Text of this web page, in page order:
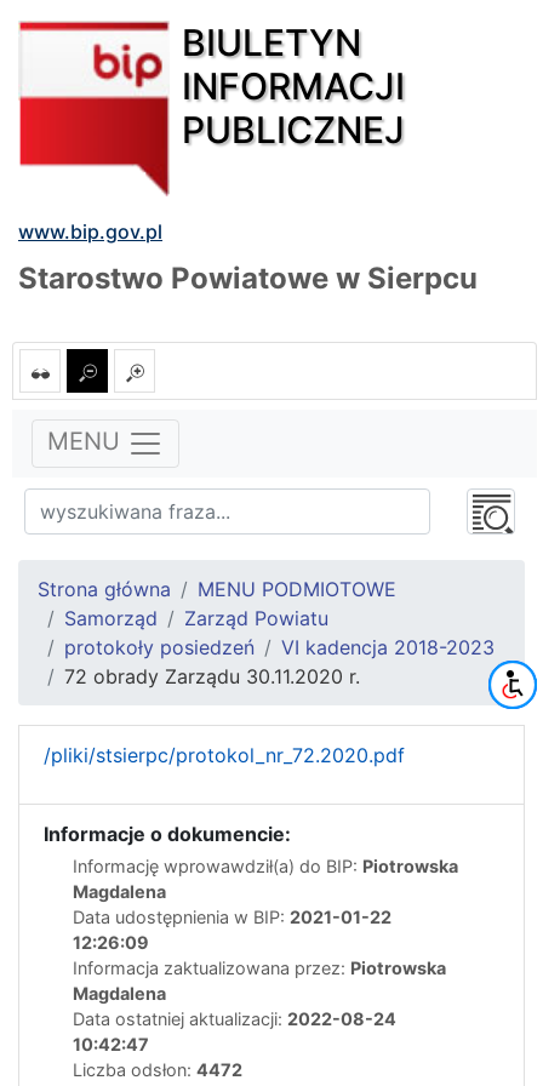
BIULETYN
INFORMACJI
PUBLICZNEJ
www.bip.gov.pl
Starostwo Powiatowe w Sierpcu
MENU
Strona główna
MENU PODMIOTOWE
Samorząd
Zarząd Powiatu
protokoły posiedzeń
VI kadencja 2018-2023
72 obrady Zarządu 30.11.2020 r.
/pliki/stsierpc/protokol_nr_72.2020.pdf
Informacje o dokumencie:
Informację wprowawdził(a) do BIP: Piotrowska
Magdalena
Data udostępnienia w BIP: 2021-01-22
12:26:09
Informacja zaktualizowana przez: Piotrowska
Magdalena
Data ostatniej aktualizacji: 2022-08-24
10:42:47
Liczba odsłon: 4472